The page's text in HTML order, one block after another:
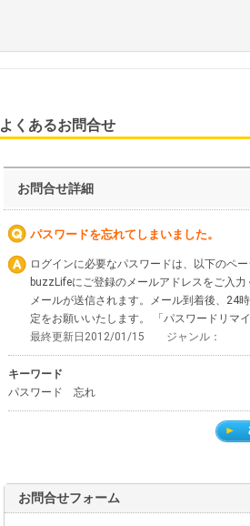
よくあるお問合せ
お問合せ詳細
パスワードを忘れてしまいました。
ログインに必要なパスワードは、以下のペ
buzzLifeにご登録のメールアドレスをご入
メールが送信されます。メール到着後、24
定をお願いいたします。 「パスワードリマ
最終更新日2012/01/15 ジャンル：
キーワード
パスワード 忘れ
お問合せフォーム